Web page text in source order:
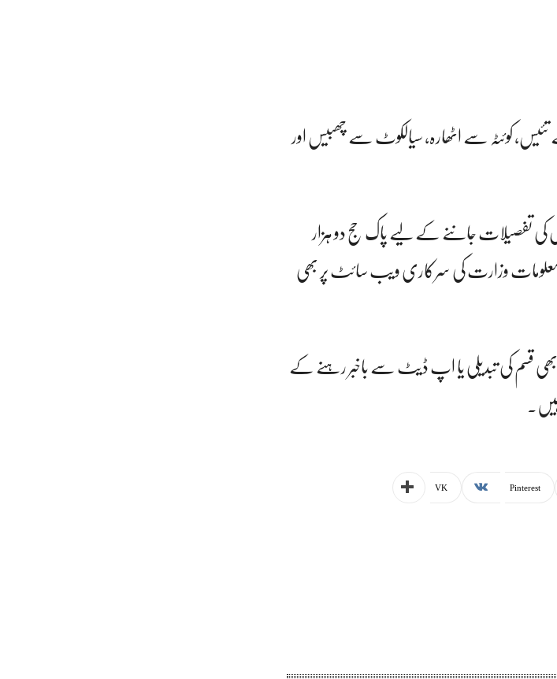
کوئٹہ سے اٹھارہ، سیالکوٹ سے چھبیس اور
کی تفصیلات جاننے کے لیے پاک حج دو ہزار
وزارت کی سرکاری ویب سائٹ پر بھی
قسم کی تبدیلی یا اپ ڈیٹ سے باخبر رہنے کے
Pinterest
VK